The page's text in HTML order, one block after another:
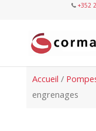
+352
Accueil /
engrenages